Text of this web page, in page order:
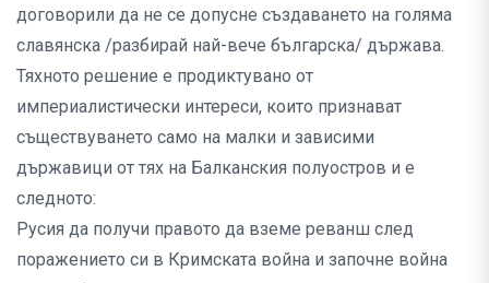
договорили да не се допусне създаването на голяма
славянска /разбирай най-вече българска/ държава.
Тяхното решение е продиктувано от
империалистически интереси, които признават
съществуването само на малки и зависими
държавици от тях на Балканския полуостров и е
следното:
Русия да получи правото да вземе реванш след
поражението си в Кримската война и започне война